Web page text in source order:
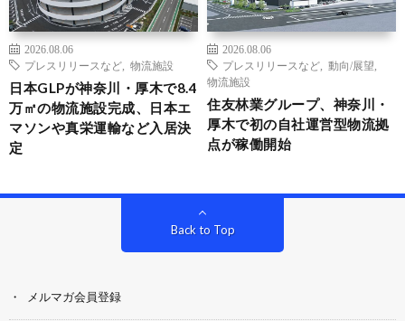
2026.08.06
プレスリリースなど
物流施設
日本GLPが神奈川・厚木で8.4
万㎡の物流施設完成、日本エ
マソンや真栄運輸など入居決
定
2026.08.06
プレスリリースなど
動向/展望
物流施設
住友林業グループ、神奈川・
厚木で初の自社運営型物流拠
点が稼働開始
Back to Top
メルマガ会員登録